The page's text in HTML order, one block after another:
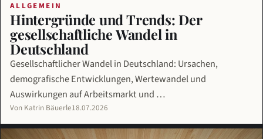
ALLGEMEIN
Hintergründe und Trends: Der
gesellschaftliche Wandel in
Deutschland
Gesellschaftlicher Wandel in Deutschland: Ursachen,
demografische Entwicklungen, Wertewandel und
Auswirkungen auf Arbeitsmarkt und …
Von Katrin Bäuerle18.07.2026